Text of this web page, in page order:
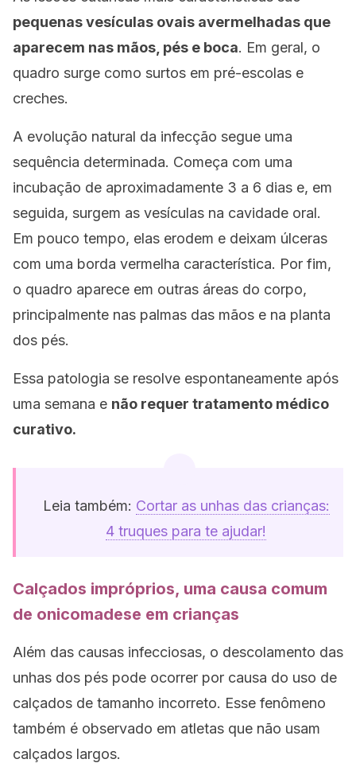
pequenas vesículas ovais avermelhadas que
aparecem nas mãos, pés e boca. Em geral, o
quadro surge como surtos em pré-escolas e
creches.
A evolução natural da infecção segue uma
sequência determinada. Começa com uma
incubação de aproximadamente 3 a 6 dias e, em
seguida, surgem as vesículas na cavidade oral.
Em pouco tempo, elas erodem e deixam úlceras
com uma borda vermelha característica. Por fim,
o quadro aparece em outras áreas do corpo,
principalmente nas palmas das mãos e na planta
dos pés.
Essa patologia se resolve espontaneamente após
uma semana e não requer tratamento médico
curativo.
Leia também: Cortar as unhas das crianças:
4 truques para te ajudar!
Calçados impróprios, uma causa comum
de onicomadese em crianças
Além das causas infecciosas, o descolamento das
unhas dos pés pode ocorrer por causa do uso de
calçados de tamanho incorreto. Esse fenômeno
também é observado em atletas que não usam
calçados largos.